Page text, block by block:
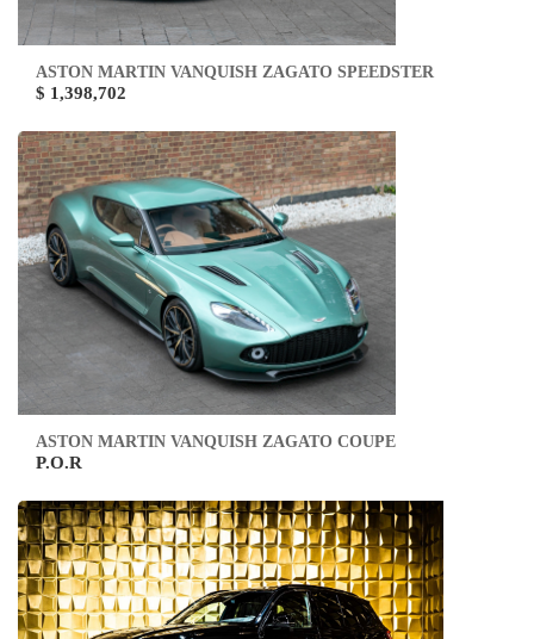
ASTON MARTIN VANQUISH ZAGATO SPEEDSTER
$ 1,398,702
ASTON MARTIN VANQUISH ZAGATO COUPE
P.O.R